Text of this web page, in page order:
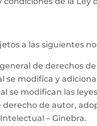
a las siguientes
de derechos
se modifica y
se modifican las
derecho de autor,
– Ginebra.